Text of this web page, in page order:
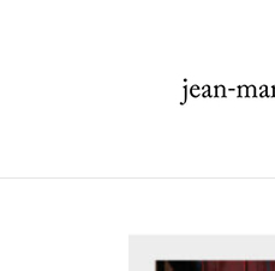
Accueil/